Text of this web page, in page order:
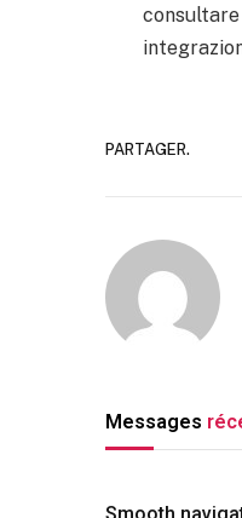
PARTAGER.
Messages
Smooth